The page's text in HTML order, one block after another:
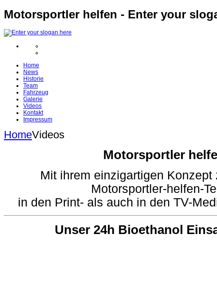
Motorsportler helfen - Enter your
Home
News
Historie
Team
Fahrzeug
Galerie
Videos
Kontakt
Impressum
HomeVideos
Motorsportler
Mit ihrem einzigartigen
Motorsportler-helfen-
in den Print- als auch in den TV-
Unser 24h Bioethanol